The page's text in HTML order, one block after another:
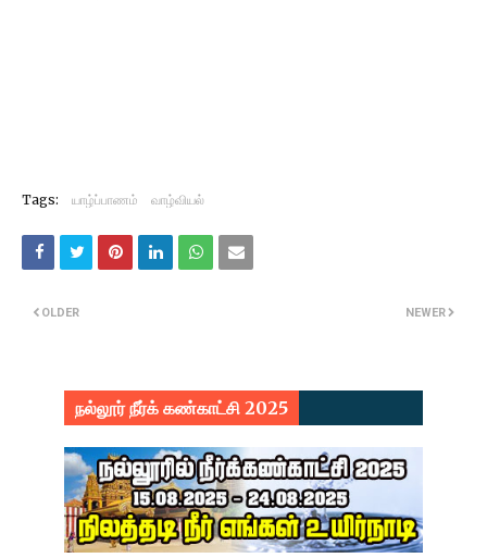
Tags: யாழ்ப்பாணம் வாழ்வியல்
NEWER
OLDER
நல்லூர் நீர்க் கண்காட்சி 2025